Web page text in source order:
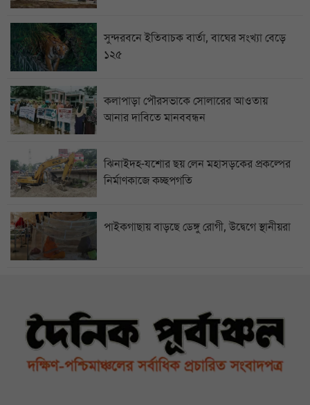
সুন্দরবনে ইতিবাচক বার্তা, বাঘের সংখ্যা বেড়ে
১২৫
কলাপাড়া পৌরসভাকে সোলারের আওতায়
আনার দাবিতে মানববন্ধন
ঝিনাইদহ-যশোর ছয় লেন মহাসড়কের প্রকল্পের
নির্মাণকাজে কচ্ছপগতি
পাইকগাছায় বাড়ছে ডেঙ্গু রোগী, উদ্বেগে স্থানীয়রা